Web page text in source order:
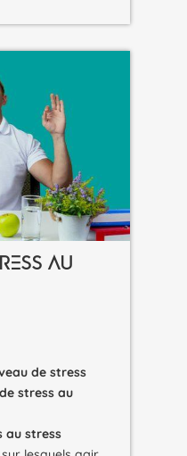
AU
de stress
stress au
au stress